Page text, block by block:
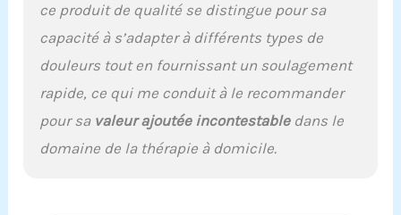
ce produit de qualité se distingue pour sa
capacité à s’adapter à différents types de
douleurs tout en fournissant un soulagement
rapide, ce qui me conduit à le recommander
pour sa valeur ajoutée incontestabledans le
domaine de la thérapie à domicile.